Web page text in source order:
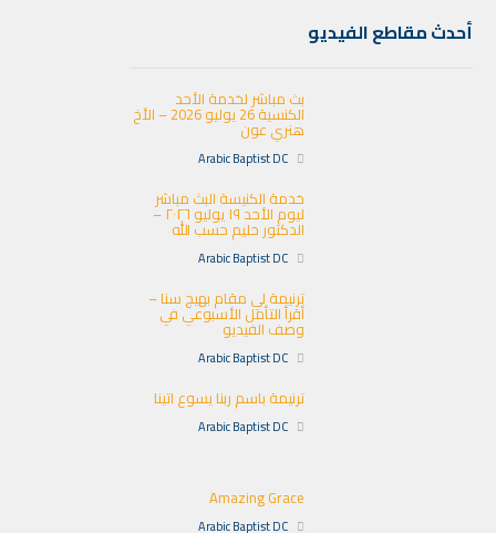
أحدث مقاطع الفيديو
بث مباشر لخدمة الأحد
الكنسية 26 يوليو 2026 – الأخ
هنري عون
Arabic Baptist DC
خدمة الكنيسة البث مباشر
ليوم الأحد ١٩ يوليو ٢٠٢٦ –
الدكتور حليم حسب الله
Arabic Baptist DC
ترنيمة لي مقام بهيج سنا –
أقرأ التأمل الأسبوعي في
وصف الفيديو
Arabic Baptist DC
ترنيمة باسم ربنا يسوع اتينا
Arabic Baptist DC
Amazing Grace
Arabic Baptist DC